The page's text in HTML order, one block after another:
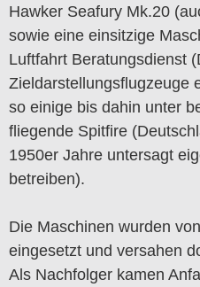
Hawker Seafury Mk.20
sowie eine einsitzige
Luftfahrt Beratungsdienst
Zieldarstellungsflugzeuge
so einige bis dahin unter
fliegende Spitfire
1950er Jahre untersagt
betreiben).
Die Maschinen wurden
eingesetzt und versahen
Als Nachfolger kamen